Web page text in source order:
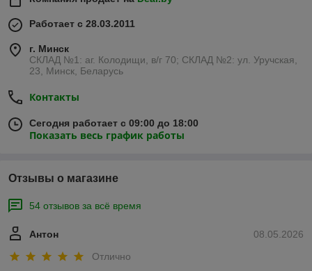
Работает с 28.03.2011
г. Минск
СКЛАД №1: аг. Колодищи, в/г 70; СКЛАД №2: ул. Уручская,
23, Минск, Беларусь
Контакты
Сегодня работает с 09:00 до 18:00
Показать весь график работы
Отзывы о магазине
54 отзывов за всё время
08.05.2026
Антон
Отлично